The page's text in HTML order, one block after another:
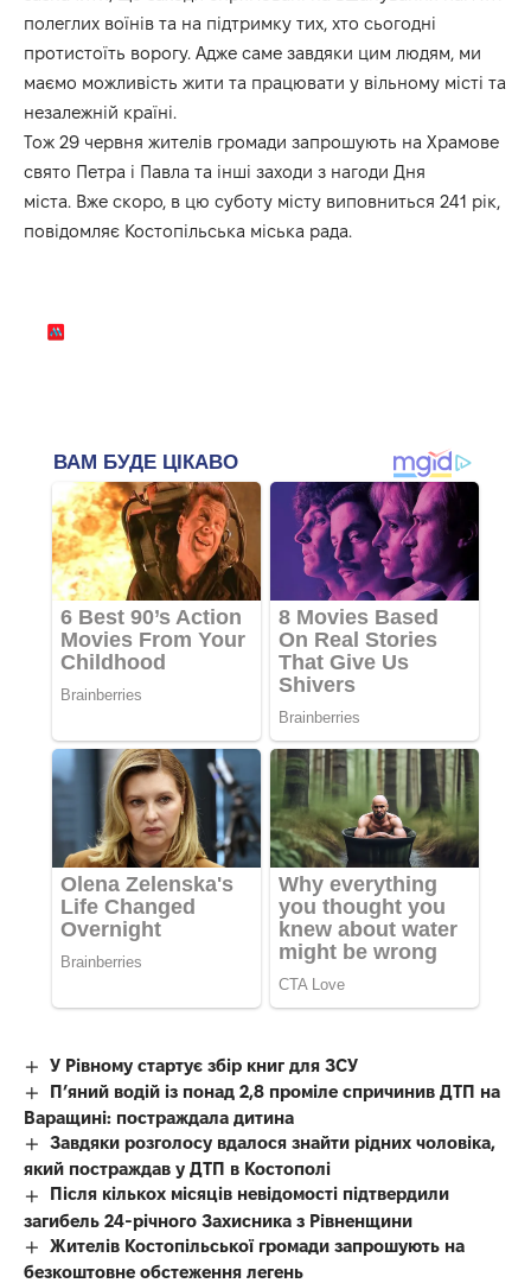
полеглих воїнів та на підтримку тих, хто сьогодні
протистоїть ворогу. Адже саме завдяки цим людям, ми
маємо можливість жити та працювати у вільному місті та
незалежній країні.
Тож 29 червня жителів громади запрошують на Храмове
свято Петра і Павла та інші заходи з нагоди Дня
міста. Вже скоро, в цю суботу місту виповниться 241 рік,
повідомляє Костопільська міська рада.
У Рівному стартує збір книг для ЗСУ
П’яний водій із понад 2,8 проміле спричинив ДТП на
Варащині: постраждала дитина
Завдяки розголосу вдалося знайти рідних чоловіка,
який постраждав у ДТП в Костополі
Після кількох місяців невідомості підтвердили
загибель 24-річного Захисника з Рівненщини
Жителів Костопільської громади запрошують на
безкоштовне обстеження легень